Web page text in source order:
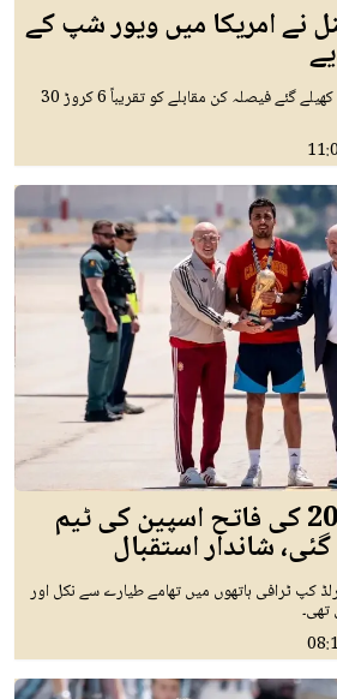
نے امریکا میں ویور شپ کے
اسپین اور ارجنٹینا کے درمیان کھیلے گئے فیصلہ کن مقابلے کو تقریباً 6 کروڑ 30
فیفا ورلڈ کپ 2026 کی فاتح اسپین کی ٹیم
شاندار استقبال
کپ ٹرافی ہاتھوں میں تھامے طیارے سے نکل اور